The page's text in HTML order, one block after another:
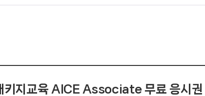
키지교육 AICE Associate 무료 응시